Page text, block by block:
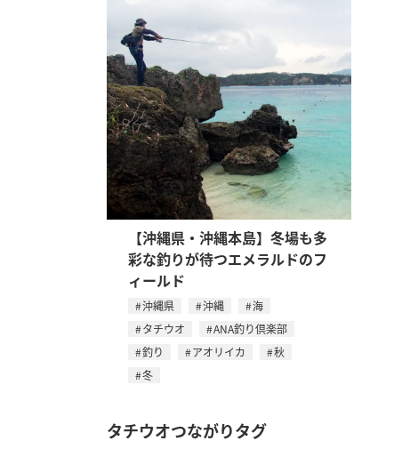
【沖縄県・沖縄本島】冬場も多
彩な釣りが待つエメラルドのフ
ィールド
沖縄県 沖縄
海
タチウオ
ANA釣り倶楽部
釣り
アオリイカ
秋
冬
タチウオつながりタグ